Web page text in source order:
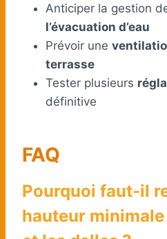
Anticiper la gestion
l’évacuation d’eau
Prévoir une
terrasse
Tester plusieurs
définitive
FAQ
Pourquoi faut-il
hauteur